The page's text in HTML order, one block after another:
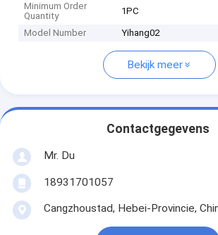
Minimum Order
Quantity
1PC
Model Number Yihang02
Bekijk meer
Contactgegevens
Mr. Du
18931701057
Cangzhoustad, Hebei-Provincie,